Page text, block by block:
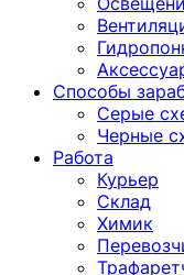
Способы
Серые
Черные
Работа
Курьер
Склад
Химик